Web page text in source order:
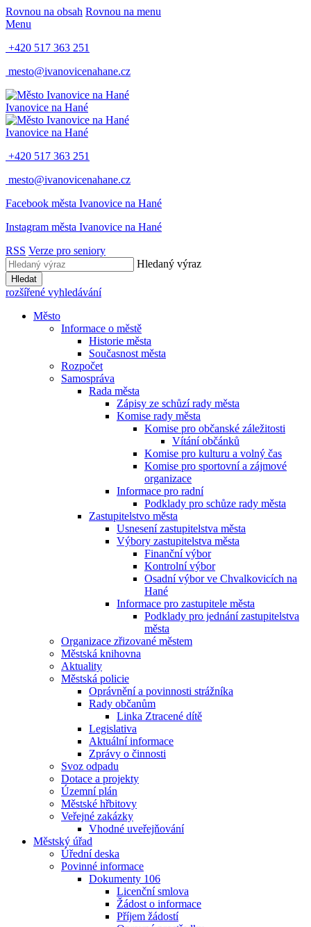
Rovnou na obsah Rovnou na menu
Menu
+420 517 363 251
mesto@ivanovicenahane.cz
Ivanovice na Hané
Ivanovice na Hané
+420 517 363 251
mesto@ivanovicenahane.cz
Facebook města Ivanovice na Hané
Instagram města Ivanovice na Hané
RSS Verze pro seniory
Hledaný výraz
Hledat
rozšířené vyhledávání
Město
Informace o městě
Historie města
Současnost města
Rozpočet
Samospráva
Rada města
Zápisy ze schůzí rady města
Komise rady města
Komise pro občanské záležitosti
Vítání občánků
Komise pro kulturu a volný čas
Komise pro sportovní a zájmové
organizace
Informace pro radní
Podklady pro schůze rady města
Zastupitelstvo města
Usnesení zastupitelstva města
Výbory zastupitelstva města
Finanční výbor
Kontrolní výbor
Osadní výbor ve Chvalkovicích na
Hané
Informace pro zastupitele města
Podklady pro jednání zastupitelstva
města
Organizace zřizované městem
Městská knihovna
Aktuality
Městská policie
Oprávnění a povinnosti strážníka
Rady občanům
Linka Ztracené dítě
Legislativa
Aktuální informace
Zprávy o činnosti
Svoz odpadu
Dotace a projekty
Územní plán
Městské hřbitovy
Veřejné zakázky
Vhodné uveřejňování
Městský úřad
Úřední deska
Povinné informace
Dokumenty 106
Licenční smlova
Žádost o informace
Příjem žádostí